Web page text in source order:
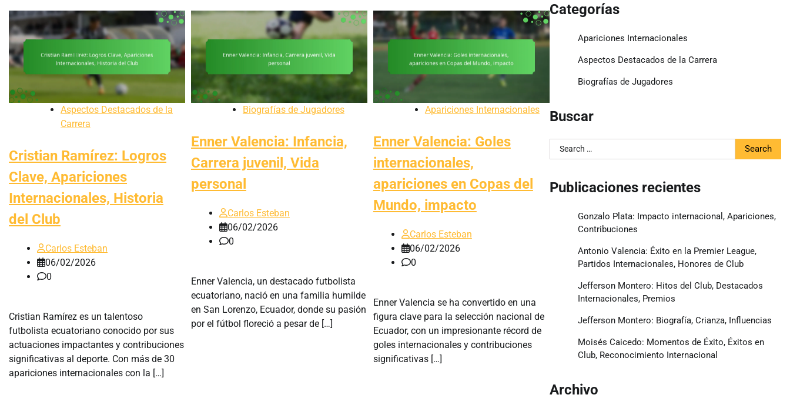
Aspectos Destacados de la
Carrera
Cristian Ramírez: Logros
Clave, Apariciones
Internacionales, Historia
del Club
Carlos Esteban
06/02/2026
0
Cristian Ramírez es un talentoso
futbolista ecuatoriano conocido por sus
actuaciones impactantes y contribuciones
significativas al deporte. Con más de 30
apariciones internacionales con la […]
Biografías de Jugadores
Enner Valencia: Infancia,
Carrera juvenil, Vida
personal
Carlos Esteban
06/02/2026
0
Enner Valencia, un destacado futbolista
ecuatoriano, nació en una familia humilde
en San Lorenzo, Ecuador, donde su pasión
por el fútbol floreció a pesar de […]
Apariciones Internacionales
Enner Valencia: Goles
internacionales,
apariciones en Copas del
Mundo, impacto
Carlos Esteban
06/02/2026
0
Enner Valencia se ha convertido en una
figura clave para la selección nacional de
Ecuador, con un impresionante récord de
goles internacionales y contribuciones
significativas […]
Categorías
Apariciones Internacionales
Aspectos Destacados de la Carrera
Biografías de Jugadores
Buscar
Search
for:
Publicaciones recientes
Gonzalo Plata: Impacto internacional, Apariciones,
Contribuciones
Antonio Valencia: Éxito en la Premier League,
Partidos Internacionales, Honores de Club
Jefferson Montero: Hitos del Club, Destacados
Internacionales, Premios
Jefferson Montero: Biografía, Crianza, Influencias
Moisés Caicedo: Momentos de Éxito, Éxitos en
Club, Reconocimiento Internacional
Archivo